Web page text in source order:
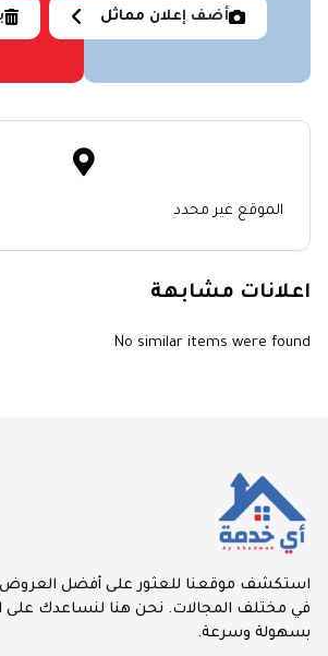
أضف إعلان مماثل
الموقع غير محدد
اعلانات مشابهة
No similar items were found
استكشف موقعنا للعثور على أفضل العروض
في مختلف المجالات. نحن هنا لنساعدك على
بسهولة وسرعة.